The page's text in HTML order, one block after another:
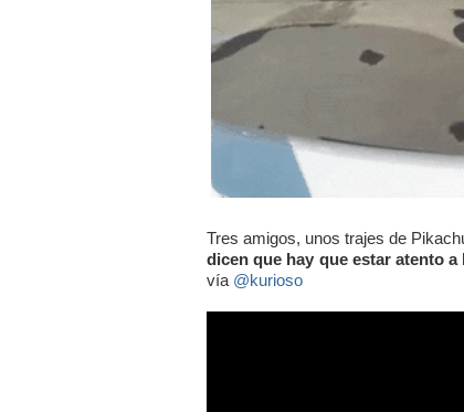
Tres amigos, unos trajes de
dicen que hay que estar atento
vía @kurioso